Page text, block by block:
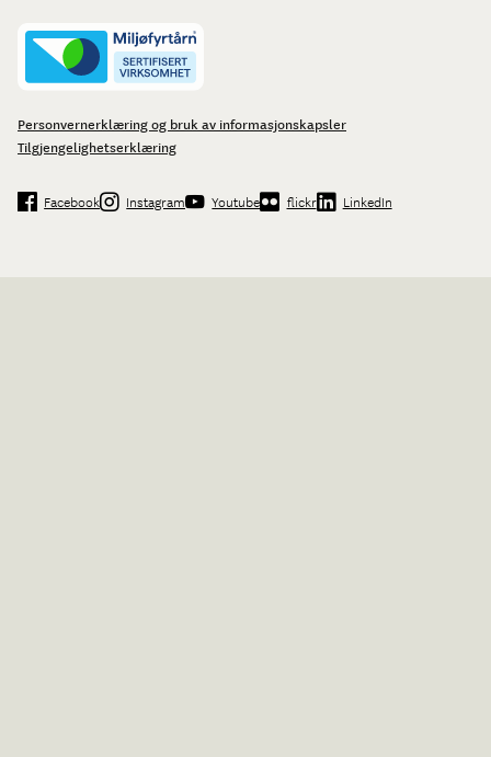
Personvernerklæring og bruk av informasjonskapsler
Tilgjengelighetserklæring
Facebook Instagram Youtube flickr LinkedIn